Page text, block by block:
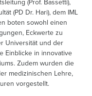
(Prof. Bassetti),
(PD Dr. Hari), dem IML
boten sowohl einen
Eckwerte zu
Universität und der
Einblicke in innovative
Zudem wurden die
medizinischen Lehre,
vorgestellt.